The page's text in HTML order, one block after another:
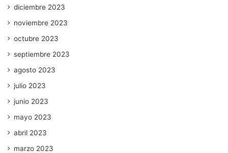
diciembre 2023
noviembre 2023
octubre 2023
septiembre 2023
agosto 2023
julio 2023
junio 2023
mayo 2023
abril 2023
marzo 2023